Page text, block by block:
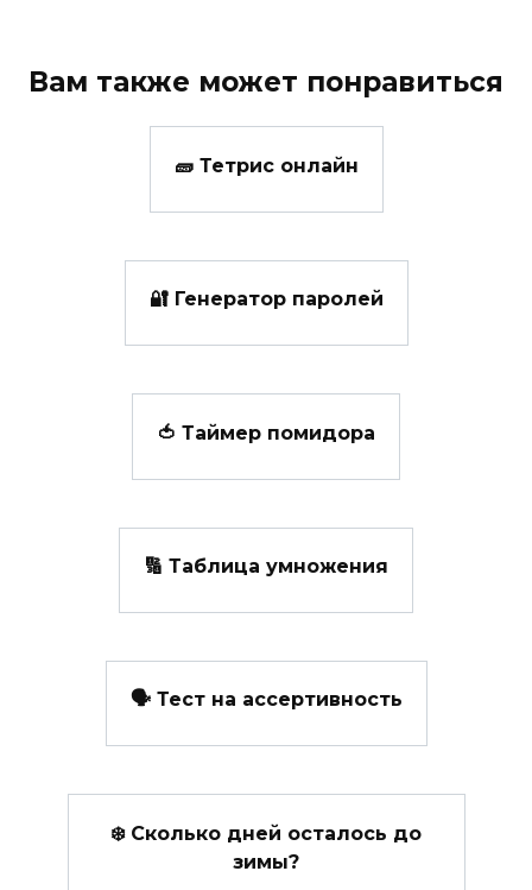
Вам также может понравиться
🧱 Тетрис онлайн
🔐 Генератор паролей
🍅 Таймер помидора
🔢 Таблица умножения
🗣️ Тест на ассертивность
❄️ Сколько дней осталось до
зимы?